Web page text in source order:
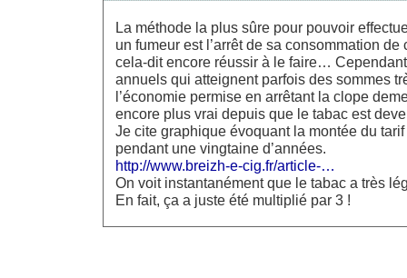
La méthode la plus sûre pour pouvoir
un fumeur est l’arrêt de sa consommation de
cela-dit encore réussir à le faire…
annuels qui atteignent parfois des sommes
l’économie permise en arrêtant la clope
encore plus vrai depuis que le tabac est
Je cite graphique évoquant la montée du
pendant une vingtaine d’années.
http://www.breizh-e-cig.fr/article-…
On voit instantanément que le tabac a très
En fait, ça a juste été multiplié par 3 !